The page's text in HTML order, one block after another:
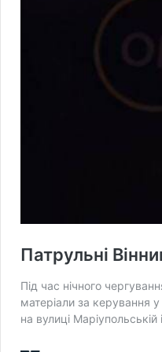
Патрульні
Під час нічного
матеріали за керування
на вулиці